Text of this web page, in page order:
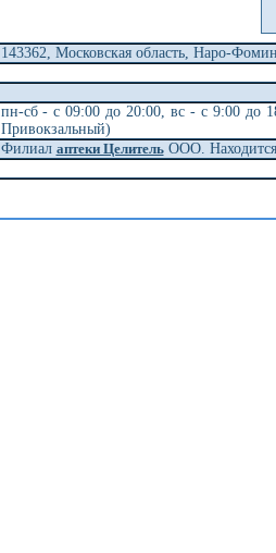
143362, Московская область, Наро-
пн-сб - с 09:00 до 20:00, вс - с 9:00 до
Привокзальный)
Филиал аптеки ЦелительООО.